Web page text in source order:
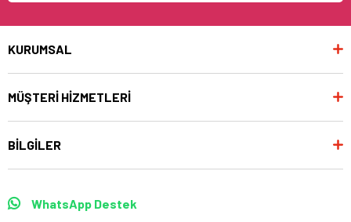
KURUMSAL
MÜŞTERİ HİZMETLERİ
BİLGİLER
WhatsApp Destek